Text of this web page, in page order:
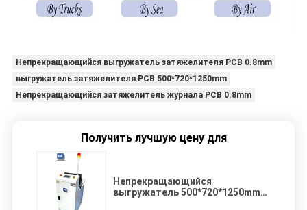
Непрекращающийся выгружатель затяжелителя PCB 0.8mm
выгружатель затяжелителя PCB 500*720*1250mm
Непрекращающийся затяжелитель журнала PCB 0.8mm
Получить лучшую цену для
Непрекращающийся
выгружатель 500*720*1250mm